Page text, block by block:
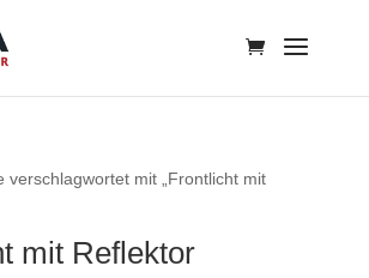
verschlagwortet mit „Frontlicht mit
mit Reflektor